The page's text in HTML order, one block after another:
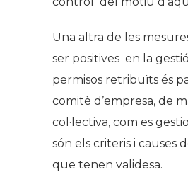
Una altra de les
ser positives en la
permisos retribuïts és
comitè d’empresa, de
col·lectiva, com es
són els criteris i causes
que tenen validesa.